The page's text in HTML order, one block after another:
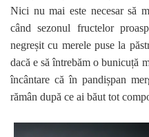
Nici nu mai este necesar să
când sezonul fructelor
negreșit cu merele puse la
dacă e să întrebăm o bunicuță
încântare că în pandișpan
rămân după ce ai băut tot